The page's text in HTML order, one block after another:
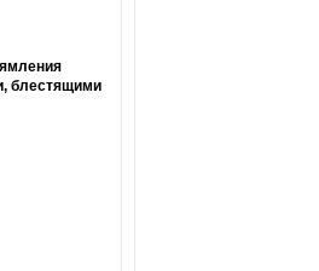
блестящими